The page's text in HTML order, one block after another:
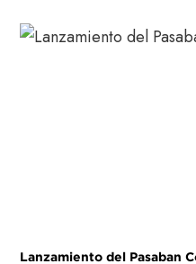
Lanzamiento del Pasaban